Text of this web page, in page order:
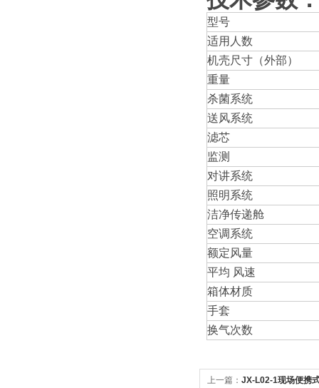
型号
适用人数
机壳尺寸（外部）
重量
杀菌系统
送风系统
滤芯
监测
对讲系统
照明系统
洁净传递舱
空调系统
额定风量
平均 风速
箱体材质
手套
换气次数
上一篇： JX-L02-1现场便携